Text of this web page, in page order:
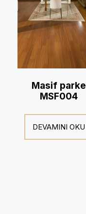
Masif parke
MSF004
DEVAMINI OKU